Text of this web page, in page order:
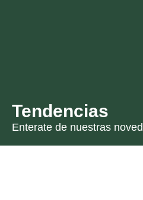
Tendencias
Enterate de nuestras